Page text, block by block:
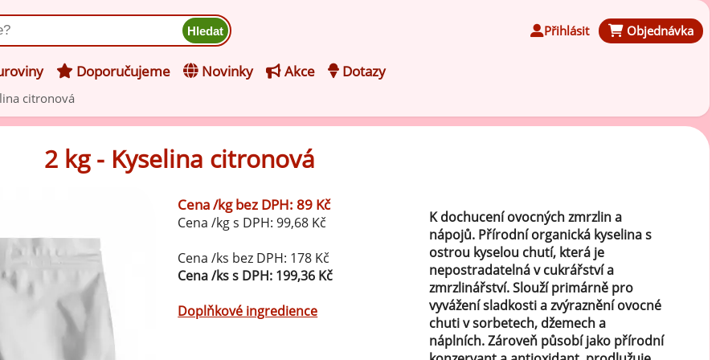
citronová
pasty do mléčného
Vanilkové ochucovací pasty
Lískooříškové ochucovací pasty
Mandlové ochucovací pasty
Pistáciové ochucovací pasty
Speciální ochucovací pasty
Karamelové ochucovací pasty
Kávové ochucovací pasty
pasty do ovocného
základy pro výrobu
zmrzliny
základy pro výrobu
zmrzliny
ochucené směsi pro
Doporučujeme Novinky Akce Dotazy
Přihlásit Objednávka
2 kg - Kyselina citronová
Cena /kg bez DPH: 89 Kč
Cena /kg s DPH: 99,68 Kč
Cena /ks bez DPH: 178 Kč
Cena /ks s DPH: 199,36 Kč
Doplňkové ingredience
K dochucení ovocných zmrzlin a
nápojů. Přírodní organická kyselina s
ostrou kyselou chutí, která je
nepostradatelná v cukrářství a
zmrzlinářství. Slouží primárně pro
vyvážení sladkosti a zvýraznění ovocné
chuti v sorbetech, džemech a
náplních. Zároveň působí jako přírodní